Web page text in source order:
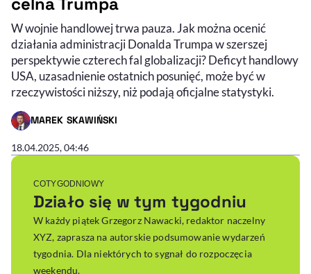
W wojnie handlowej trwa pauza. Jak można ocenić
działania administracji Donalda Trumpa w szerszej
perspektywie czterech fal globalizacji? Deficyt handlowy
USA, uzasadnienie ostatnich posunięć, może być w
rzeczywistości niższy, niż podają oficjalne statystyki.
MAREK SKAWIŃSKI
- AUTOR ARTYKUŁU - PROFIL
18.04.2025, 04:46